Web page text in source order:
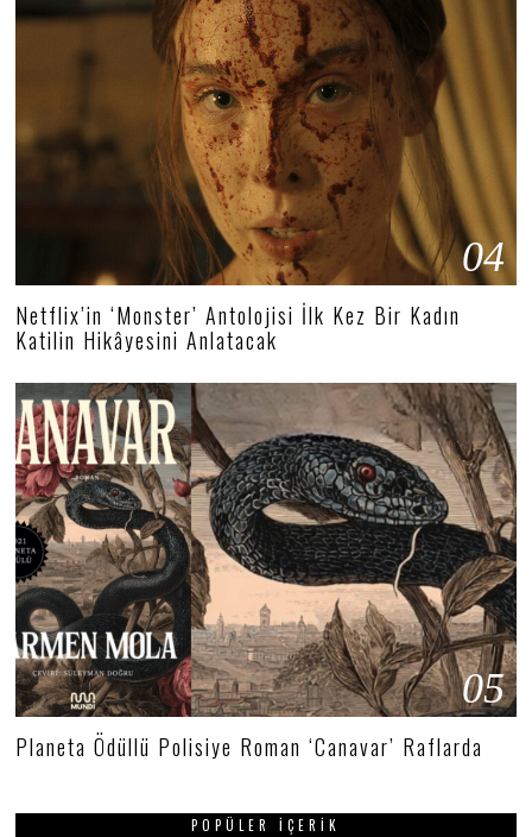
04
Netflix’in ‘Monster’ Antolojisi İlk Kez Bir Kadın
Katilin Hikâyesini Anlatacak
05
Planeta Ödüllü Polisiye Roman ‘Canavar’ Raflarda
POPÜLER İÇERIK